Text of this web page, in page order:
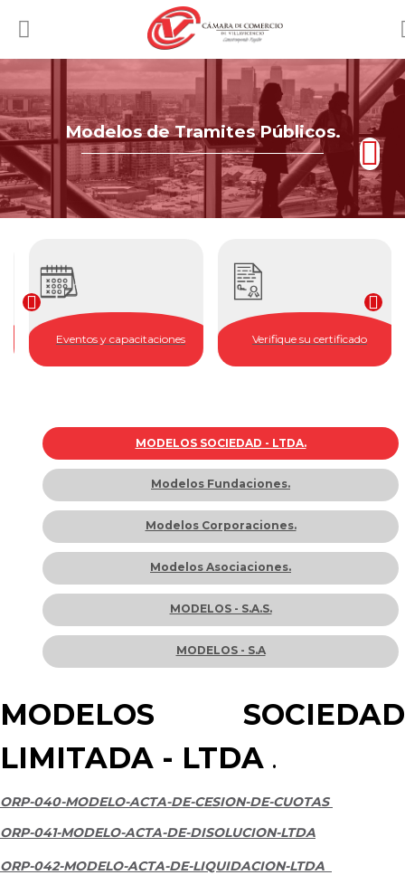
Eventos y capacitaciones Verifique su certificado
Modelos de Tramites Públicos.
MODELOS SOCIEDAD - LTDA.
Modelos Fundaciones.
Modelos Corporaciones.
Modelos Asociaciones.
MODELOS - S.A.S.
MODELOS - S.A
MODELOS SOCIEDAD
LIMITADA - LTDA .
ORP-040-MODELO-ACTA-DE-CESION-DE-CUOTAS
ORP-041-MODELO-ACTA-DE-DISOLUCION-LTDA
ORP-042-MODELO-ACTA-DE-LIQUIDACION-LTDA